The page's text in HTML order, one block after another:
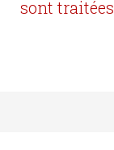
sont traitées